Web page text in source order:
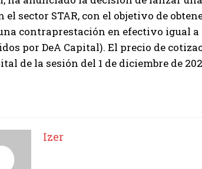
I WANT IN
I've read and accept the Privacy Policy.
el sector STAR, con el objetivo de
contraprestación en efectivo igual
por DeA Capital). El precio de
de la sesión del 1 de diciembre de
Izer